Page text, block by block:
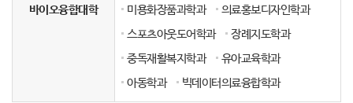
바이오융합대학
미용화장품과학과
의료홍보디자인학과
스포츠아웃도어학과
장례지도학과
중독재활복지학과
유아교육학과
아동학과
빅데이터의료융합학과